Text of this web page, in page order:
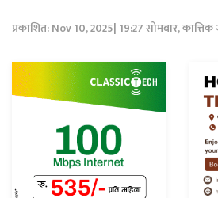
प्रकाशित: Nov 10, 2025| 19:27 सोमबार,